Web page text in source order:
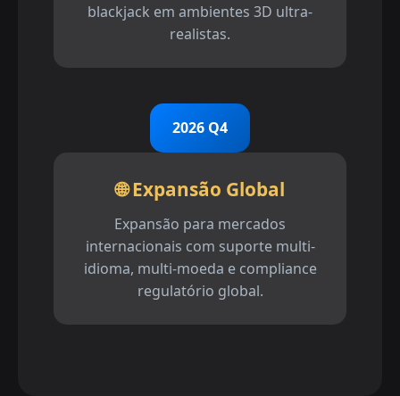
blackjack em ambientes 3D ultra-
realistas.
2026 Q4
🌐 Expansão Global
Expansão para mercados
internacionais com suporte multi-
idioma, multi-moeda e compliance
regulatório global.